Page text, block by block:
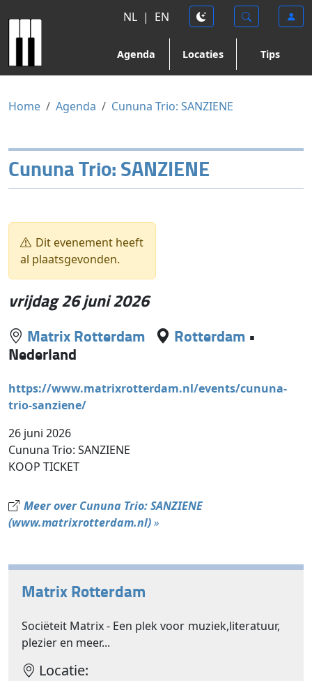
NL | EN
Agenda Locaties Tips
Home Agenda Cununa Trio: SANZIENE
Cununa Trio: SANZIENE
Dit evenement heeft
al plaatsgevonden.
vrijdag 26 juni 2026
Matrix Rotterdam Rotterdam •
Nederland
https://www.matrixrotterdam.nl/events/cununa-
trio-sanziene/
26 juni 2026
Cununa Trio: SANZIENE
KOOP TICKET
Meer over Cununa Trio: SANZIENE
(www.matrixrotterdam.nl)»
Matrix Rotterdam
Sociëteit Matrix - Een plek voor muziek,literatuur,
plezier en meer...
Locatie: